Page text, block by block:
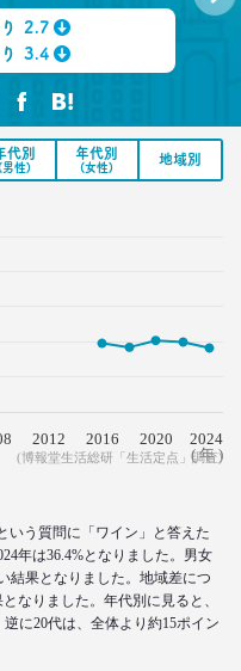
–
–
らが手料理？
–
2.7
3.4
代別
男性)
年代別
(女性)
地域別
( 年 )
(博報堂生活総研「生活定点」調査)
2012 2016 2020 2024
いう質問に「ワイン」と答えた
年は36.4%となりました。男女
結果となりました。地域差につ
なりました。年代別に見ると、
に20代は、全体より約15ポイン